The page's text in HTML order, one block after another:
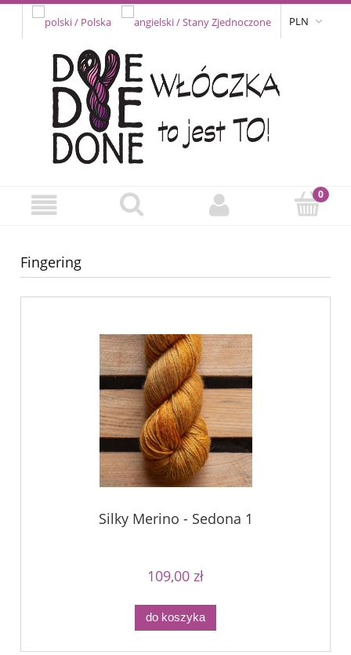
PLN
Fingering
Silky Merino - Sedona 1
109,00 zł
do koszyka